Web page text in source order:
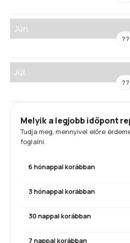
Jún.
??
Júl.
??
Melyik a legjobb időpont
Tudja meg, mennyivel előre
foglalni.
6 hónappal korábban
3 hónappal korábban
30 nappal korábban
7 nappal korábban